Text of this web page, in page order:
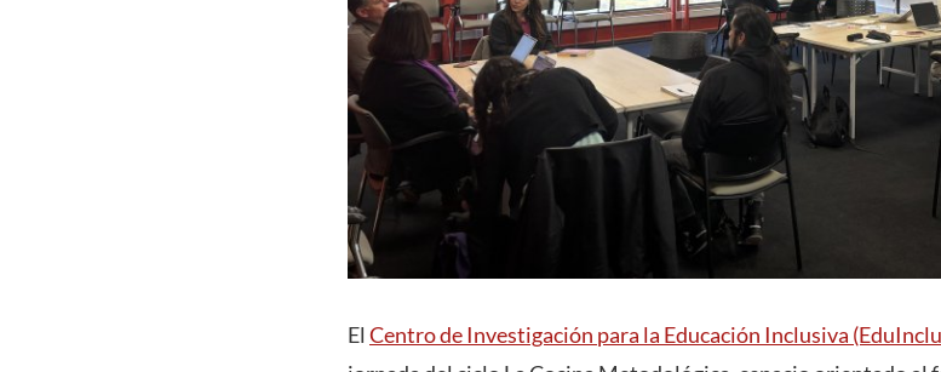
El Centro de Investigación para la Educación Inclusiva